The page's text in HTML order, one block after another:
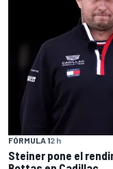
FÓRMULA 12 h
Steiner pone el